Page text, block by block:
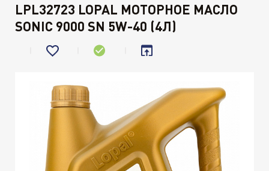
LPL32723 LOPAL МОТОРНОЕ МАСЛО
SONIC 9000 SN 5W-40 (4Л)